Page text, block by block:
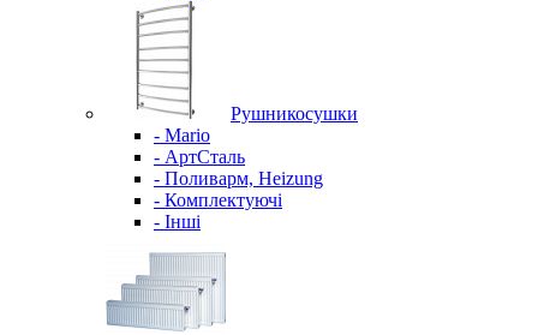
Рушникосушки
- Mario
- АртСталь
- Поливарм, Heizung
- Комплектуючі
- Інші